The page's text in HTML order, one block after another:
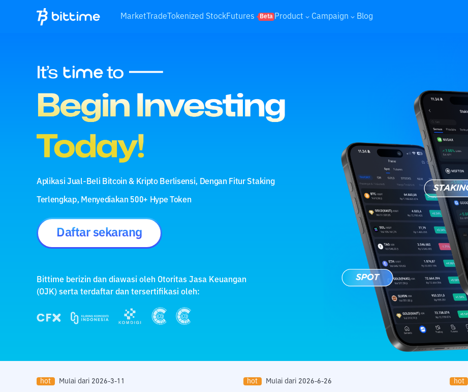
MarketTradeTokenized StockFutures Beta Product Campaign Blog
Aplikasi Jual-Beli Bitcoin & Kripto Berlisensi, Dengan Fitur Staking
Terlengkap, Menyediakan 500+ Hype Token
Daftar sekarang
Bittime berizin dan diawasi oleh Otoritas Jasa Keuangan
(OJK) serta terdaftar dan tersertifikasi oleh:
hot Mulai dari 2026-3-11 hot Mulai dari 2026-6-26 hot